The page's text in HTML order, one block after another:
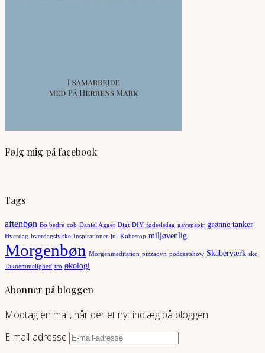
Følg mig på facebook
Tags
aftenbøn Bo bedre cob Daniel Agger Digt DIY fødselsdag gavepapir grønne tanker
Hverdag hverdagslykke Inspirationer jul Købestop miljøvenlig
Morgenbøn Morgenmeditation pizzaovn podcastshow Skaberværk sko
Taknemmelighed tro økologi
Abonner på bloggen
Modtag en mail, når der et nyt indlæg på bloggen
E-mail-adresse